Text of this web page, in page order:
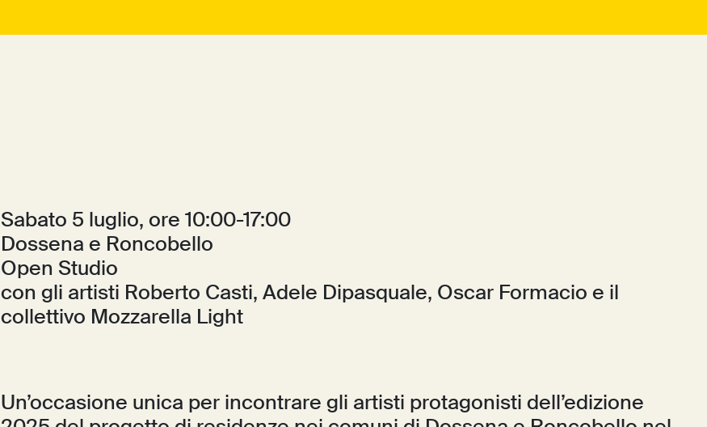
Sabato 5 luglio, ore 10:00-17:00
Dossena e Roncobello
Open Studio
con gli artisti Roberto Casti, Adele Dipasquale, Oscar Formacio e il
collettivo Mozzarella Light
Un’occasione unica per incontrare gli artisti protagonisti dell’edizione